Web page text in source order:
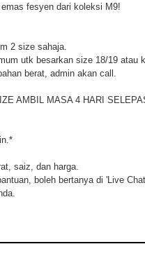
fesyen dari koleksi M9!
2 size sahaja.
utk besarkan size 18/19 atau
berat, admin akan call.
AMBIL MASA 4 HARI
saiz, dan harga.
boleh bertanya di 'Live